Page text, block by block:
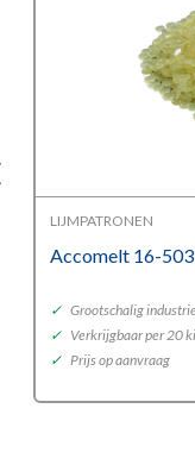
LIJMPATRONEN
Accomelt 16-503
✓ Grootschalig
✓ Verkrijgbaar per 20
✓ Prijs op aanvraag